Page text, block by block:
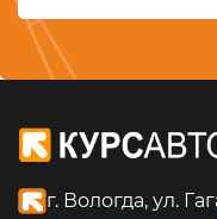
г. Вологда, ул.